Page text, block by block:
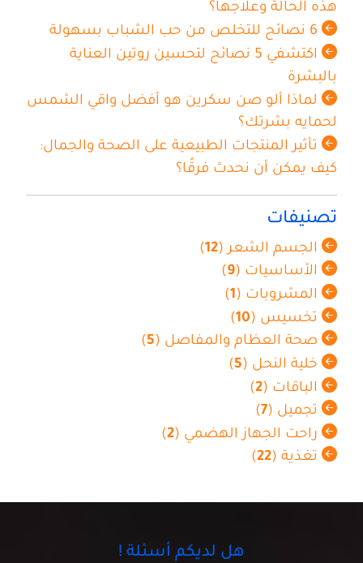
هذه الحالة وعلاجها؟
6 نصائح للتخلص من حب الشباب بسهولة
اكتشفي 5 نصائح لتحسين روتين العناية
بالبشرة
لماذا ألو صن سكرين هو أفضل واقي الشمس
لحمايه بشرتك؟
تأثير المنتجات الطبيعية على الصحة والجمال:
كيف يمكن أن نحدث فرقًا؟
تصنيفات
الجسم الشعر (12
)
الأساسيات (9
)
المشروبات (1
)
تخسيس (10
)
صحة العظام والمفاصل (5
)
خلية النحل (5
)
الباقات (2
)
تجميل (7
)
راحت الجهاز الهضمي (2
)
تغذية (22
)
هل لديكم أسئلة !